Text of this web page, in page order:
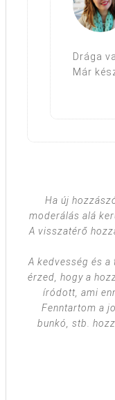
Drága
Már
Ha új
moderálás alá
A visszatérő
A kedvesség és
érzed, hogy a
íródott, ami
Fenntartom a
bunkó, stb.